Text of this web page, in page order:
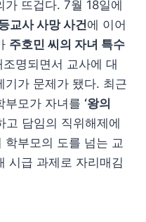
뜨겁다. 7월 18일에
교사 사망 사건에 이어
주호민 씨의 자녀 특수
조명되면서 교사에 대
기가 문제가 됐다. 최근
부모가 자녀를 ‘왕의
고 담임의 직위해제에
학부모의 도를 넘는 교
시급 과제로 자리매김